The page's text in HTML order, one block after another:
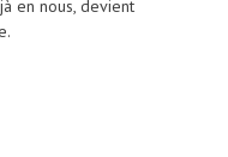
en nous, devient